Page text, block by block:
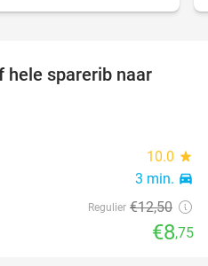
hele sparerib naar
10.0 star
3 min. directions_car
Regulier €12,50
€8,75